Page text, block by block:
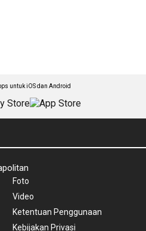
untuk iOS dan Android
Foto
Video
Ketentuan Penggunaan
Kebijakan Privasi